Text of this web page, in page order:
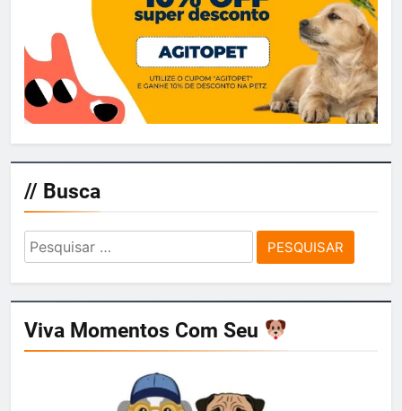
// Busca
Pesquisar
por:
Viva Momentos Com Seu